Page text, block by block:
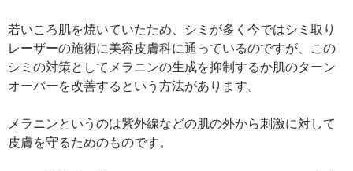
若いころ肌を焼いていたため、シミが多く今ではシミ取り
レーザーの施術に美容皮膚科に通っているのですが、この
シミの対策としてメラニンの生成を抑制するか肌のターン
オーバーを改善するという方法があります。
メラニンというのは紫外線などの肌の外から刺激に対して
皮膚を守るためのものです。